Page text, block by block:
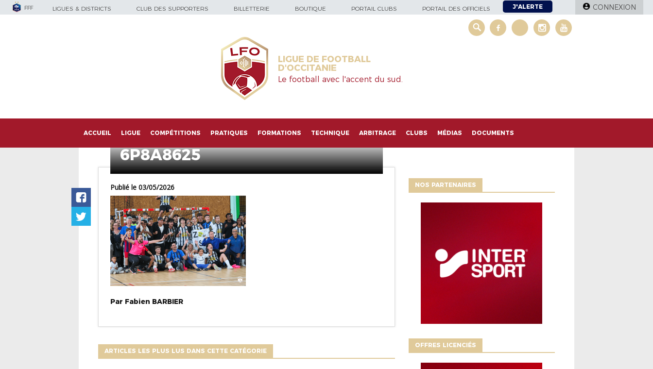
FFF LIGUES & DISTRICTS CLUB DES SUPPORTERS BILLETTERIE BOUTIQUE PORTAIL CLUBS PORTAIL DES OFFICIELS J'ALERTE CONNEXION
LIGUE DE FOOTBALL
D'OCCITANIE
Le football avec l'accent du sud.
ACCUEIL LIGUE COMPÉTITIONS PRATIQUES FORMATIONS TECHNIQUE ARBITRAGE CLUBS MÉDIAS DOCUMENTS
6P8A8625
Publié le 03/05/2026
Par Fabien BARBIER
ARTICLES LES PLUS LUS DANS CETTE CATÉGORIE
NOS PARTENAIRES
OFFRES LICENCIÉS